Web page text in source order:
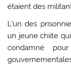
étaient des
L’un des
un jeune chiite
condamné